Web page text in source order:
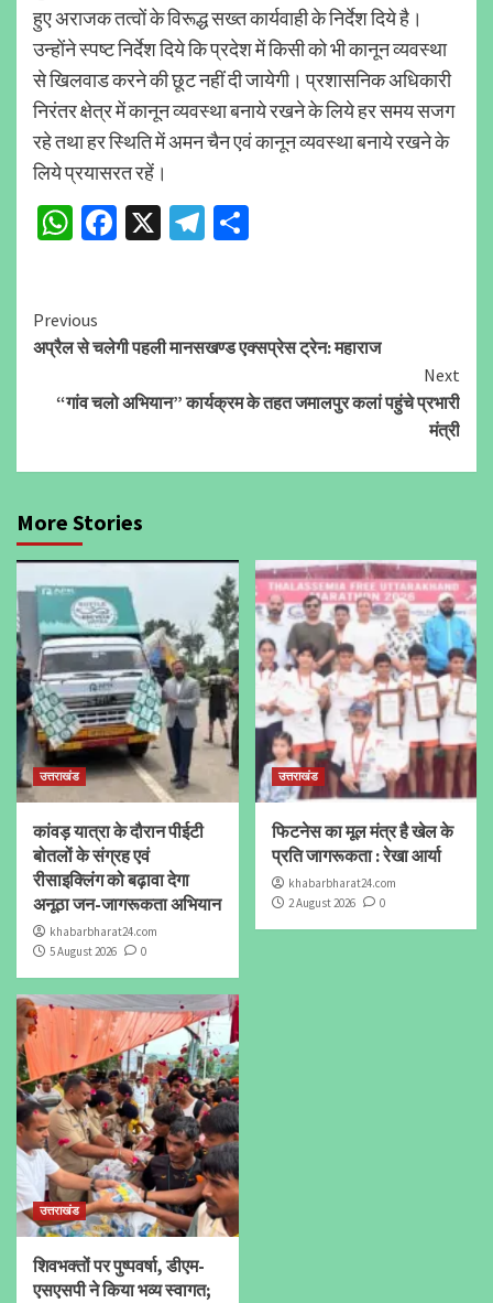
हुए अराजक तत्वों के विरूद्ध सख्त कार्यवाही के निर्देश दिये है।
उन्होंने स्पष्ट निर्देश दिये कि प्रदेश में किसी को भी कानून व्यवस्था
से खिलवाड करने की छूट नहीं दी जायेगी। प्रशासनिक अधिकारी
निरंतर क्षेत्र में कानून व्यवस्था बनाये रखने के लिये हर समय सजग
रहे तथा हर स्थिति में अमन चैन एवं कानून व्यवस्था बनाये रखने के
लिये प्रयासरत रहें।
WhatsApp
Facebook
X Telegram
Continue
Reading
Previous
अप्रैल से चलेगी पहली मानसखण्ड एक्सप्रेस ट्रेन: महाराज
Next
“गांव चलो अभियान” कार्यक्रम के तहत जमालपुर कलां पहुंचे प्रभारी
मंत्री
More Stories
उत्तराखंड
कांवड़ यात्रा के दौरान पीईटी
बोतलों के संग्रह एवं
रीसाइक्लिंग को बढ़ावा देगा
अनूठा जन-जागरूकता अभियान
khabarbharat24.com
5 August 2026
0
उत्तराखंड
फिटनेस का मूल मंत्र है खेल के
प्रति जागरूकता : रेखा आर्या
khabarbharat24.com
2 August 2026
0
उत्तराखंड
शिवभक्तों पर पुष्पवर्षा, डीएम-
एसएसपी ने किया भव्य स्वागत;